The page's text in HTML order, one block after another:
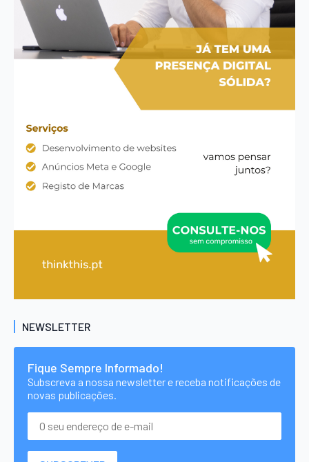
NEWSLETTER
Fique Sempre Informado!
Subscreva a nossa newsletter e receba notificações de
novas publicações.